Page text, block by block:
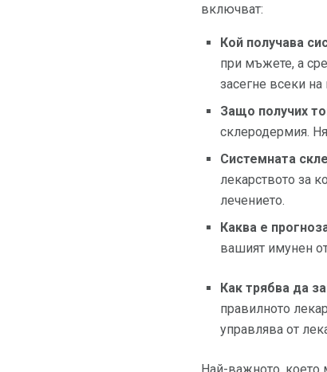
включват:
Кой получава
при мъжете, а
засегне всеки на
Защо получих
склеродермия.
Системната
лекарството за
лечението.
Каква е
вашият имунен
Как трябва да
правилното
управлява от